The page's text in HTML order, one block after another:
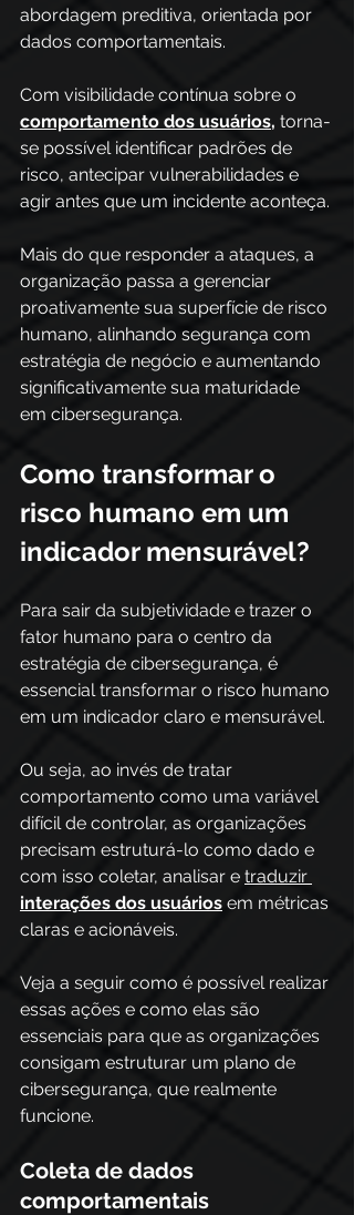
abordagem preditiva, orientada por
dados comportamentais.
Com visibilidade contínua sobre o
comportamento dos usuários, torna-
se possível identificar padrões de
risco, antecipar vulnerabilidades e
agir antes que um incidente aconteça.
Mais do que responder a ataques, a
organização passa a gerenciar
proativamente sua superfície de risco
humano, alinhando segurança com
estratégia de negócio e aumentando
significativamente sua maturidade
em cibersegurança.
Como transformar o
risco humano em um
indicador mensurável?
Para sair da subjetividade e trazer o
fator humano para o centro da
estratégia de cibersegurança, é
essencial transformar o risco humano
em um indicador claro e mensurável.
Ou seja, ao invés de tratar
comportamento como uma variável
difícil de controlar, as organizações
precisam estruturá-lo como dado e
com isso coletar, analisar e traduzir
interações dos usuários em métricas
claras e acionáveis.
Veja a seguir como é possível realizar
essas ações e como elas são
essenciais para que as organizações
consigam estruturar um plano de
cibersegurança, que realmente
funcione.
Coleta de dados
comportamentais